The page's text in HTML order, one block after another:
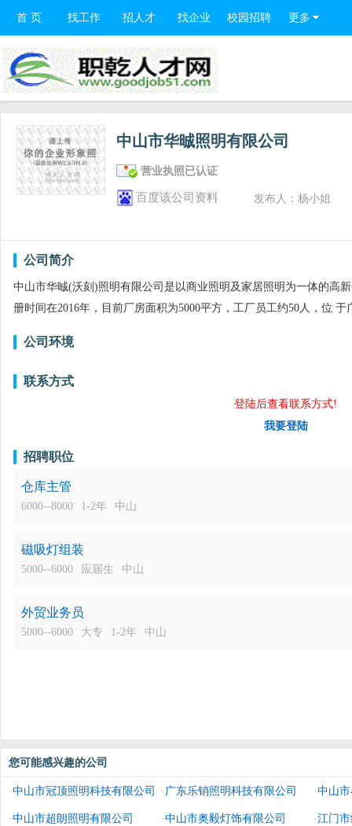
首 页 找工作 招人才 找企业 校园招聘 更多
中山市华晠照明有限公司
营业执照已认证
百度该公司资料 发布人：杨小姐
公司简介
中山市华晠(沃刻)照明有限公司是以商业照明及家居照明为一体的高
册时间在2016年，目前厂房面积为5000平方，工厂员工约50人，位
公司环境
联系方式
登陆后查看联系方式!
我要登陆
招聘职位
仓库主管
6000--8000 1-2年 中山
磁吸灯组装
5000--6000 应届生 中山
外贸业务员
5000--6000 大专 1-2年 中山
您可能感兴趣的公司
·中山市冠顶照明科技有限公司 · 广东乐销照明科技有限公司 ·中山
·中山市超朗照明有限公司 ·中山市奥毅灯饰有限公司 ·江门